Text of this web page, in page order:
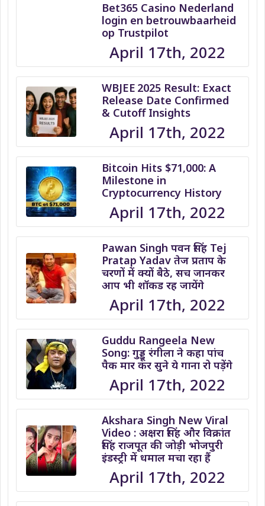
Bet365 Casino Nederland
login en betrouwbaarheid
op Trustpilot
April 17th, 2022
WBJEE 2025 Result: Exact
Release Date Confirmed
& Cutoff Insights
April 17th, 2022
Bitcoin Hits $71,000: A
Milestone in
Cryptocurrency History
April 17th, 2022
Pawan Singh पवन सिंह Tej
Pratap Yadav तेज प्रताप के
चरणों में क्यों बैठे, सच जानकर
आप भी शॉकड रह जायेंगे
April 17th, 2022
Guddu Rangeela New
Song: गुड्डू रंगीला ने कहा पांच
पैक मार कर सुने ये गाना रो पड़ेंगे
April 17th, 2022
Akshara Singh New Viral
Video : अक्षरा सिंह और विक्रांत
सिंह राजपूत की जोड़ी भोजपुरी
इंडस्ट्री में धमाल मचा रहा हैं
April 17th, 2022